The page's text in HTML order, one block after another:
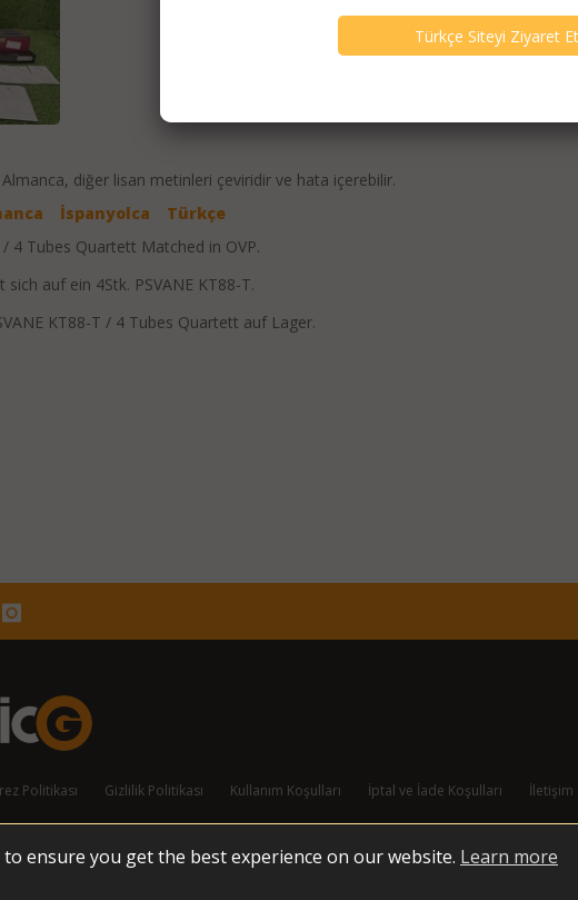
ensure you get the best experience on our website. Learn more
Almanca, diğer lisan metinleri çeviridir ve hata içerebilir.
İspanyolca
Türkçe
/ 4 Tubes Quartett Matched in OVP.
sich auf ein 4Stk. PSVANE KT88-T.
KT88-T / 4 Tubes Quartett auf Lager.
Politikası Gizlilik Politikası Kullanım Koşulları İptal ve İade Koşulları İletişim
Hakları Korunmaktadır